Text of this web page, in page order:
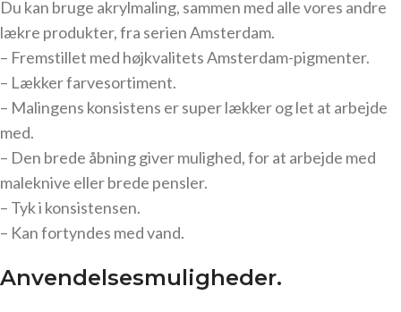
Du kan bruge akrylmaling, sammen med alle vores andre
lækre produkter, fra serien Amsterdam.
– Fremstillet med højkvalitets Amsterdam-pigmenter.
– Lækker farvesortiment.
– Malingens konsistens er super lækker og let at arbejde
med.
– Den brede åbning giver mulighed, for at arbejde med
maleknive eller brede pensler.
– Tyk i konsistensen.
– Kan fortyndes med vand.
Anvendelsesmuligheder.